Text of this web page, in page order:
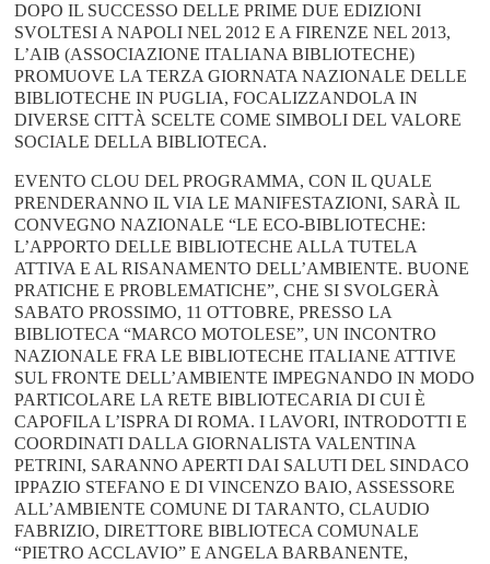
DOPO IL SUCCESSO DELLE PRIME DUE EDIZIONI
SVOLTESI A NAPOLI NEL 2012 E A FIRENZE NEL 2013,
L’AIB (ASSOCIAZIONE ITALIANA BIBLIOTECHE)
PROMUOVE LA TERZA GIORNATA NAZIONALE DELLE
BIBLIOTECHE IN PUGLIA, FOCALIZZANDOLA IN
DIVERSE CITTÀ SCELTE COME SIMBOLI DEL VALORE
SOCIALE DELLA BIBLIOTECA.
EVENTO CLOU DEL PROGRAMMA, CON IL QUALE
PRENDERANNO IL VIA LE MANIFESTAZIONI, SARÀ IL
CONVEGNO NAZIONALE “LE ECO-BIBLIOTECHE:
L’APPORTO DELLE BIBLIOTECHE ALLA TUTELA
ATTIVA E AL RISANAMENTO DELL’AMBIENTE. BUONE
PRATICHE E PROBLEMATICHE”, CHE SI SVOLGERÀ
SABATO PROSSIMO, 11 OTTOBRE, PRESSO LA
BIBLIOTECA “MARCO MOTOLESE”, UN INCONTRO
NAZIONALE FRA LE BIBLIOTECHE ITALIANE ATTIVE
SUL FRONTE DELL’AMBIENTE IMPEGNANDO IN MODO
PARTICOLARE LA RETE BIBLIOTECARIA DI CUI È
CAPOFILA L’ISPRA DI ROMA. I LAVORI, INTRODOTTI E
COORDINATI DALLA GIORNALISTA VALENTINA
PETRINI, SARANNO APERTI DAI SALUTI DEL SINDACO
IPPAZIO STEFANO E DI VINCENZO BAIO, ASSESSORE
ALL’AMBIENTE COMUNE DI TARANTO, CLAUDIO
FABRIZIO, DIRETTORE BIBLIOTECA COMUNALE
“PIETRO ACCLAVIO” E ANGELA BARBANENTE,